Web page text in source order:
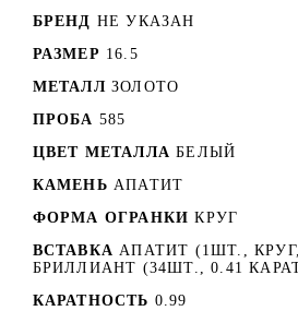
БРЕНД НЕ УКАЗАН
РАЗМЕР 16.5
МЕТАЛЛ ЗОЛОТО
ПРОБА 585
ЦВЕТ МЕТАЛЛА БЕЛЫЙ
КАМЕНЬ АПАТИТ
ФОРМА ОГРАНКИ КРУГ
ВСТАВКА АПАТИТ (1ШТ.,
БРИЛЛИАНТ (34ШТ., 0.41
КАРАТНОСТЬ 0.99